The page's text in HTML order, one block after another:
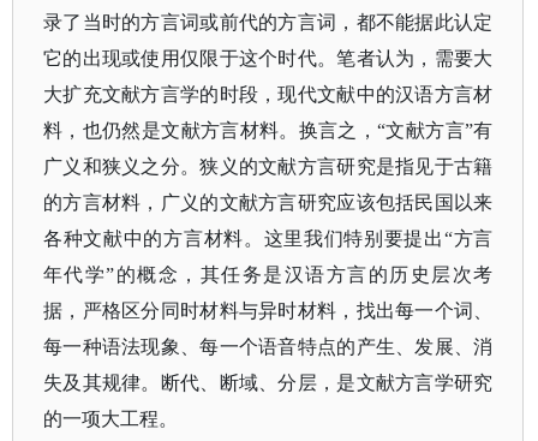
录了当时的方言词或前代的方言词，都不能据此认定
它的出现或使用仅限于这个时代。笔者认为，需要大
大扩充文献方言学的时段，现代文献中的汉语方言材
料，也仍然是文献方言材料。换言之，“文献方言”有
广义和狭义之分。狭义的文献方言研究是指见于古籍
的方言材料，广义的文献方言研究应该包括民国以来
各种文献中的方言材料。这里我们特别要提出“方言
年代学”的概念，其任务是汉语方言的历史层次考
据，严格区分同时材料与异时材料，找出每一个词、
每一种语法现象、每一个语音特点的产生、发展、消
失及其规律。断代、断域、分层，是文献方言学研究
的一项大工程。